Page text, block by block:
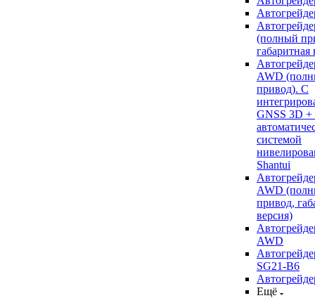
(полный
габаритная
AWD
привод). С
GNSS 3D +
системой
Shantui
AWD
привод,
версия)
AWD
SG21-B6
Ещё